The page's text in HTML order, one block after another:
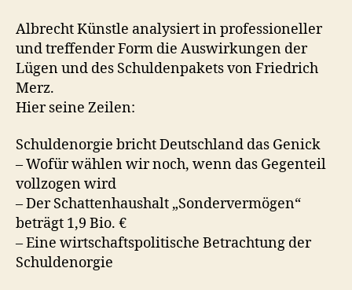
Albrecht Künstle analysiert in professioneller
und treffender Form die Auswirkungen der
Lügen und des Schuldenpakets von Friedrich
Merz.
Hier seine Zeilen:
Schuldenorgie bricht Deutschland das Genick
– Wofür wählen wir noch, wenn das Gegenteil
vollzogen wird
– Der Schattenhaushalt „Sondervermögen“
beträgt 1,9 Bio. €
– Eine wirtschaftspolitische Betrachtung der
Schuldenorgie